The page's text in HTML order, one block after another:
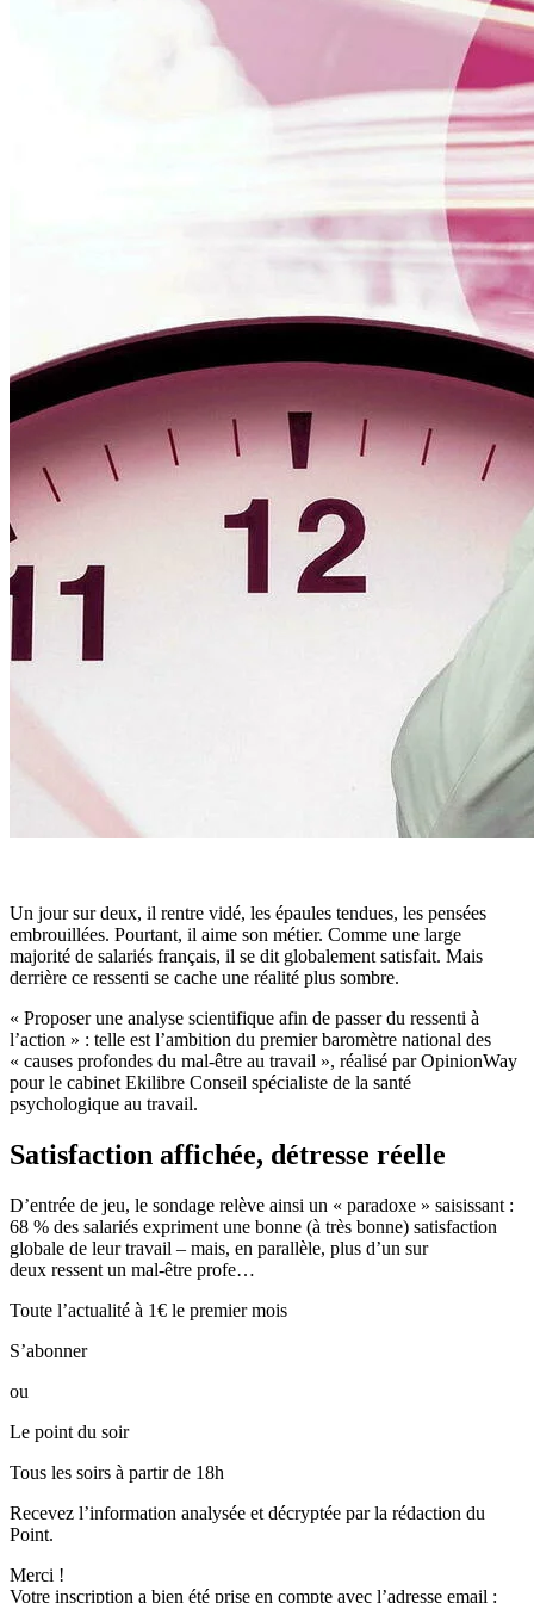
Un jour sur deux, il rentre vidé, les épaules tendues, les pensées
embrouillées. Pourtant, il aime son métier. Comme une large
majorité de salariés français, il se dit globalement satisfait. Mais
derrière ce ressenti se cache une réalité plus sombre.
« Proposer une analyse scientifique afin de passer du ressenti à
l’action » : telle est l’ambition du premier baromètre national des
« causes profondes du mal-être au travail », réalisé par OpinionWay
pour le cabinet Ekilibre Conseil spécialiste de la santé
psychologique au travail.
Satisfaction affichée, détresse réelle
D’entrée de jeu, le sondage relève ainsi un « paradoxe » saisissant :
68 % des salariés expriment une bonne (à très bonne) satisfaction
globale de leur travail – mais, en parallèle, plus d’un sur
deux ressent un mal-être profe…
Toute l’actualité à 1€ le premier mois
S’abonner
ou
Le point du soir
Tous les soirs à partir de 18h
Recevez l’information analysée et décryptée par la rédaction du
Point.
Merci !
Votre inscription a bien été prise en compte avec l’adresse email :